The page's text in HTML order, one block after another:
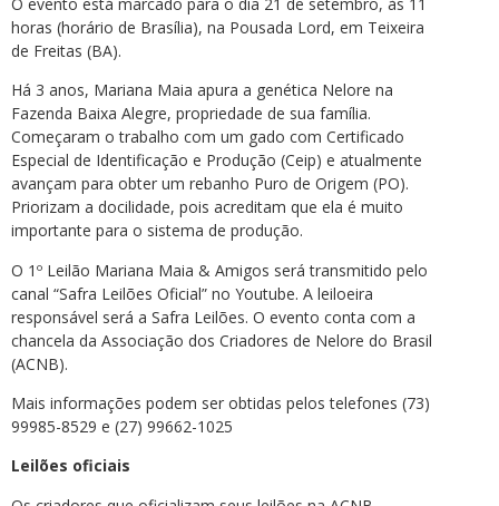
horas (horário de Brasília), na Pousada Lord, em Teixeira
de Freitas (BA).
Há 3 anos, Mariana Maia apura a genética Nelore na
Fazenda Baixa Alegre, propriedade de sua família.
Começaram o trabalho com um gado com Certificado
Especial de Identificação e Produção (Ceip) e atualmente
avançam para obter um rebanho Puro de Origem (PO).
Priorizam a docilidade, pois acreditam que ela é muito
importante para o sistema de produção.
O 1º Leilão Mariana Maia & Amigos será transmitido pelo
canal “Safra Leilões Oficial” no Youtube. A leiloeira
responsável será a Safra Leilões. O evento conta com a
chancela da Associação dos Criadores de Nelore do Brasil
(ACNB).
Mais informações podem ser obtidas pelos telefones (73)
99985-8529 e (27) 99662-1025
Leilões oficiais